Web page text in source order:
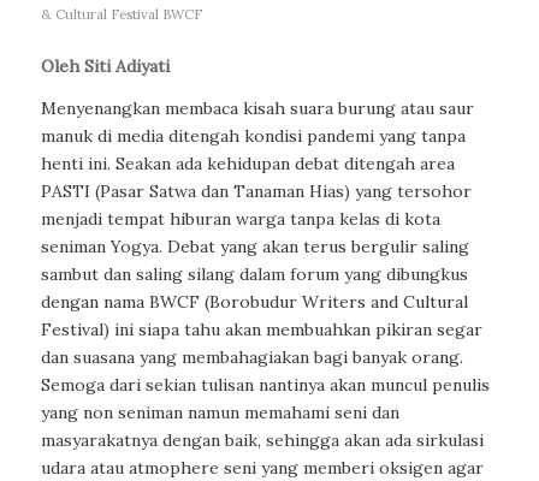
& Cultural Festival BWCF
Oleh Siti Adiyati
Menyenangkan membaca kisah suara burung atau saur
manuk di media ditengah kondisi pandemi yang tanpa
henti ini. Seakan ada kehidupan debat ditengah area
PASTI (Pasar Satwa dan Tanaman Hias) yang tersohor
menjadi tempat hiburan warga tanpa kelas di kota
seniman Yogya. Debat yang akan terus bergulir saling
sambut dan saling silang dalam forum yang dibungkus
dengan nama BWCF (Borobudur Writers and Cultural
Festival) ini siapa tahu akan membuahkan pikiran segar
dan suasana yang membahagiakan bagi banyak orang.
Semoga dari sekian tulisan nantinya akan muncul penulis
yang non seniman namun memahami seni dan
masyarakatnya dengan baik, sehingga akan ada sirkulasi
udara atau atmophere seni yang memberi oksigen agar